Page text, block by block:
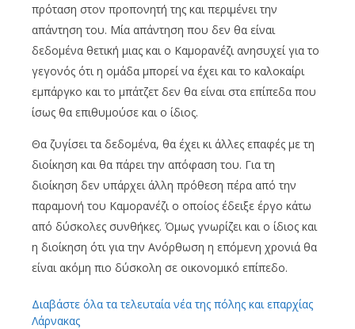
πρόταση στον προπονητή της και περιμένει την
απάντηση του. Μία απάντηση που δεν θα είναι
δεδομένα θετική μιας και ο Καμορανέζι ανησυχεί για το
γεγονός ότι η ομάδα μπορεί να έχει και το καλοκαίρι
εμπάργκο και το μπάτζετ δεν θα είναι στα επίπεδα που
ίσως θα επιθυμούσε και ο ίδιος.
Θα ζυγίσει τα δεδομένα, θα έχει κι άλλες επαφές με τη
διοίκηση και θα πάρει την απόφαση του. Για τη
διοίκηση δεν υπάρχει άλλη πρόθεση πέρα από την
παραμονή του Καμορανέζι ο οποίος έδειξε έργο κάτω
από δύσκολες συνθήκες. Όμως γνωρίζει και ο ίδιος και
η διοίκηση ότι για την Ανόρθωση η επόμενη χρονιά θα
είναι ακόμη πιο δύσκολη σε οικονομικό επίπεδο.
Διαβάστε όλα τα τελευταία νέα της πόλης και επαρχίας
Λάρνακας